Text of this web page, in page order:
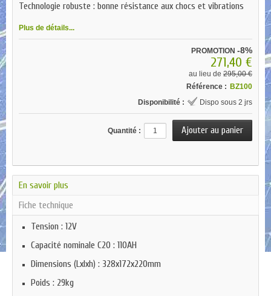
Technologie robuste : bonne résistance aux chocs et vibrations
Plus de détails...
PROMOTION -8%
271,40 €
au lieu de 295,00 €
Référence : BZ100
Disponibilité :
Dispo sous 2 jrs
Quantité :
En savoir plus
Fiche technique
Tension : 12V
Capacité nominale C20 : 110AH
Dimensions (Lxlxh) : 328x172x220mm
Poids : 29kg